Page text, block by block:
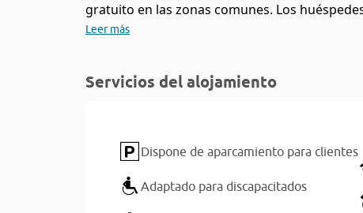
gratuito en las zonas comunes. Los
Leer más
Servicios del alojamiento
Dispone de aparcamiento para clientes
Adaptado para discapacitados